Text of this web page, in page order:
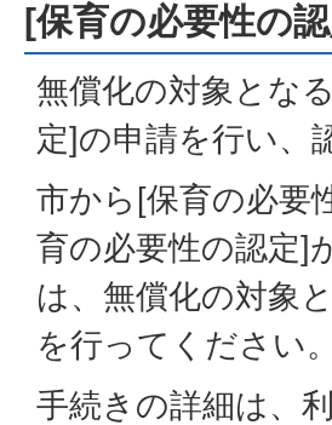
[保育の必要性の
無償化の対象とな
定]の申請を行い、
市から[保育の必要
育の必要性の認定]
は、無償化の対象
を行ってください。
手続きの詳細は、